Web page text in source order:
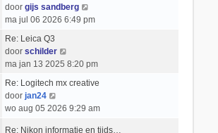
e
r
c
h
t
c
t
a
e
b
r
j
k
a
s
e
b
door gijs sandberg
e
k
l
a
ma jul 06 2026 6:49 pm
Re: Leica Q3
door schilder
e
k
l
ma jan 13 2025 8:20 pm
Re: Logitech mx creative
door jan24
e
wo aug 05 2026 9:29 am
Re: Nikon informatie en tijds…